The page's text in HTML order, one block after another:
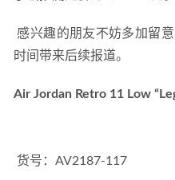
时间带来后续报道。
Air Jordan Retro 11 Low
货号：AV2187-117